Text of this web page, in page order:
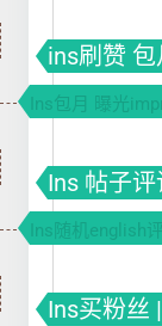
ins刷赞 包
Ins包月 曝光
Ins 帖子
Ins随机english
Ins买粉丝